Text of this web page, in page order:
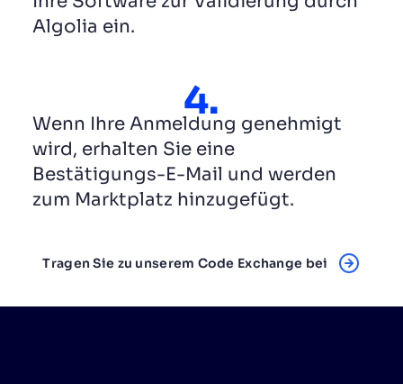
Algolia ein.
4.
Wenn Ihre Anmeldung genehmigt
wird, erhalten Sie eine
Bestätigungs-E-Mail und werden
zum Marktplatz hinzugefügt.
Tragen Sie zu unserem Code Exchange bei